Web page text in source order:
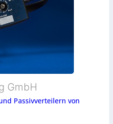
GmbH
Passivverteilern von